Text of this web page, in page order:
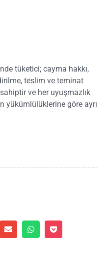
tüketici; cayma hakkı,
teslim ve teminat
ve her uyuşmazlık
yükümlülüklerine göre ayrı